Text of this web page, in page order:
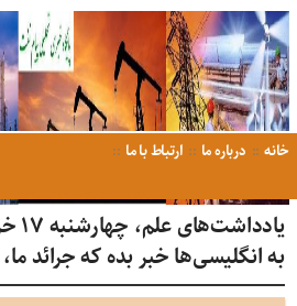
خانه درباره ما ارتباط با ما
به انگلیسی‌ها خبر بده که جرائد